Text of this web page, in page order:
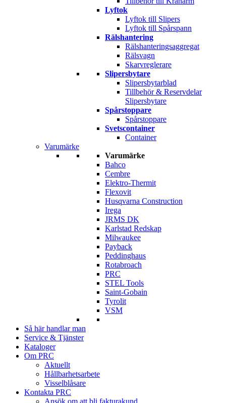
Lyftok
Lyftok till Slipers
Lyftok till Spårspann
Rälshantering
Rälshanteringsaggregat
Rälsvagn
Skarvreglerare
Slipersbytare
Slipersbytarblad
Tillbehör & Reservdelar
Slipersbytare
Spårstoppare
Spårstoppare
Svetscontainer
Container
Varumärke
Varumärke
Bahco
Cembre
Elektro-Thermit
Flexovit
Husqvarna Construction
Irega
JRMS DK
Karlstad Redskap
Milwaukee
Payback
Peddinghaus
Rotabroach
PRC
STEL Tools
Saint-Gobain
Tyrolit
VSM
Så här handlar man
Service & Tjänster
Kataloger
Om PRC
Aktuellt
Hållbarhetsarbete
Visselblåsare
Kontakta PRC
Ansök om att bli fakturakund